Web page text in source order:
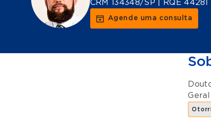
CRM 134348/SP | RQE
Agende uma consulta
Geral